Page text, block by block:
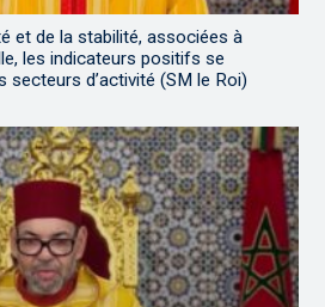
et de la stabilité, associées à
les indicateurs positifs se
secteurs d’activité (SM le Roi)